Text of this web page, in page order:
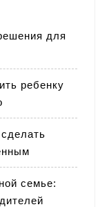
для
ребенку
семье: